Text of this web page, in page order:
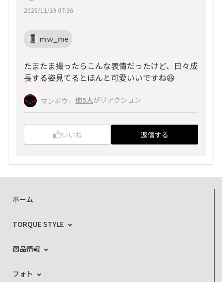
2025/11/19 07:36
ｍｗ_me
たまたま撮ったらこんな表情だったけど、日々成
長する姿見てるとほんと可愛いいですね😆
マンボウ、 他5人がリアクション
いいね 返信する
ホーム
TORQUE STYLE
商品情報
フォト